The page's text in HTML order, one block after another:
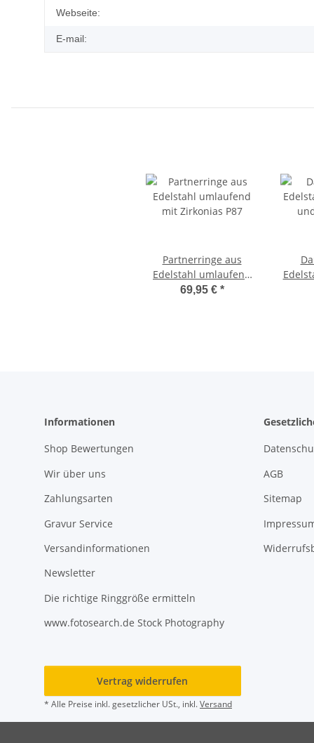
Webseite:
E-mail:
Partnerringe aus
Edelstahl umlaufend
mit Zirkonias P87
69,95 € *
Informationen
Shop Bewertungen
Wir über uns
Zahlungsarten
Gravur Service
Versandinformationen
Newsletter
Die richtige Ringgröße ermitteln
www.fotosearch.de Stock Photography
AGB
Sitemap
Vertrag widerrufen
* Alle Preise inkl. gesetzlicher USt., inkl.Versand